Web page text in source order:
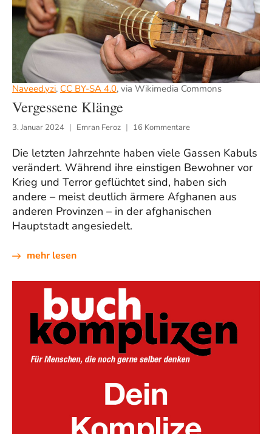
Naveed.yzi, CC BY-SA 4.0, via Wikimedia Commons
Vergessene Klänge
3. Januar 2024 Emran Feroz 16 Kommentare
Die letzten Jahrzehnte haben viele Gassen Kabuls
verändert. Während ihre einstigen Bewohner vor
Krieg und Terror geflüchtet sind, haben sich
andere – meist deutlich ärmere Afghanen aus
anderen Provinzen – in der afghanischen
Hauptstadt angesiedelt.
mehr lesen